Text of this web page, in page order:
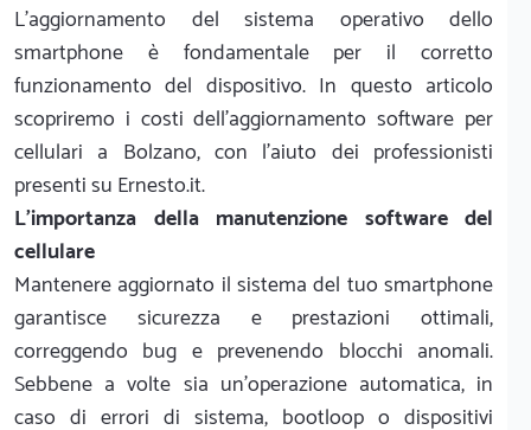
L'aggiornamento del sistema operativo dello
smartphone è fondamentale per il corretto
funzionamento del dispositivo. In questo articolo
scopriremo i costi dell'aggiornamento software per
cellulari a Bolzano, con l'aiuto dei professionisti
presenti su Ernesto.it.
L'importanza della manutenzione software del
cellulare
Mantenere aggiornato il sistema del tuo smartphone
garantisce sicurezza e prestazioni ottimali,
correggendo bug e prevenendo blocchi anomali.
Sebbene a volte sia un'operazione automatica, in
caso di errori di sistema, bootloop o dispositivi